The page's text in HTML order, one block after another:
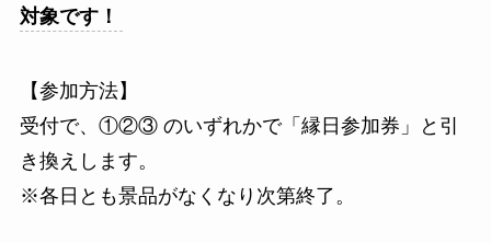
対象です！
【参加方法】
受付で、①②③ のいずれかで「縁日参加券」と引
き換えします。
※各日とも景品がなくなり次第終了。